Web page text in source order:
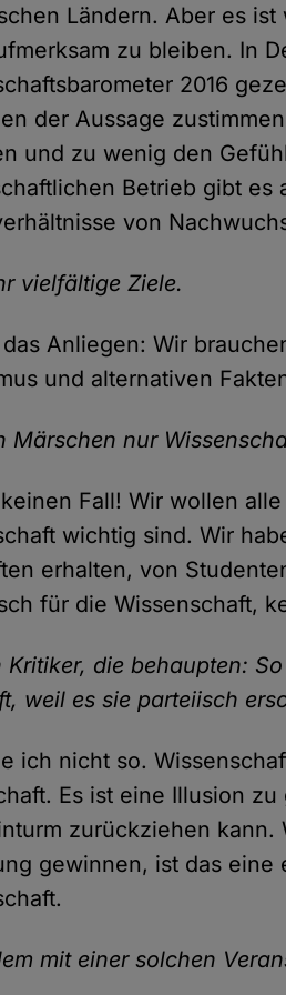
Ländern. Aber es
zu bleiben. In
2016
der Aussage
und zu wenig den
Betrieb gibt es
von
vielfältige Ziele.
Anliegen: Wir
und alternativen
Märschen nur
Fall! Wir wollen
wichtig sind. Wir
erhalten, von
für die Wissenschaft,
Kritiker, die behaupten:
weil es sie parteiisch
ich nicht so.
Es ist eine Illusion
zurückziehen kann.
gewinnen, ist das
mit einer solchen